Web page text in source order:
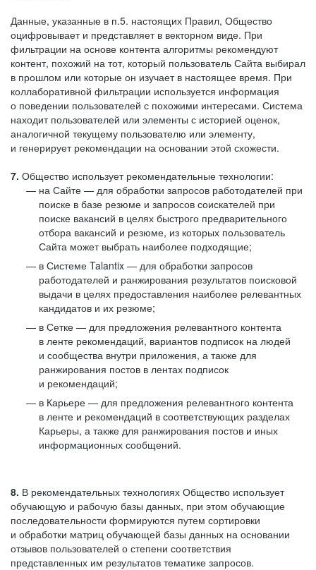
Данные, указанные в п.5. настоящих Правил, Общество
оцифровывает и представляет в векторном виде. При
фильтрации на основе контента алгоритмы рекомендуют
контент, похожий на тот, который пользователь Сайта выбирал
в прошлом или которые он изучает в настоящее время. При
коллаборативной фильтрации используется информация
о поведении пользователей с похожими интересами. Система
находит пользователей или элементы с историей оценок,
аналогичной текущему пользователю или элементу,
и генерирует рекомендации на основании этой схожести.
7. Общество использует рекомендательные технологии:
на Сайте — для обработки запросов работодателей при
поиске в базе резюме и запросов соискателей при
поиске вакансий в целях быстрого предварительного
отбора вакансий и резюме, из которых пользователь
Сайта может выбрать наиболее подходящие;
в Системе Talantix — для обработки запросов
работодателей и ранжирования результатов поисковой
выдачи в целях предоставления наиболее релевантных
кандидатов и их резюме;
в Сетке — для предложения релевантного контента
в ленте рекомендаций, вариантов подписок на людей
и сообщества внутри приложения, а также для
ранжирования постов в лентах подписок
и рекомендаций;
в Карьере — для предложения релевантного контента
в ленте и рекомендаций в соответствующих разделах
Карьеры, а также для ранжирования постов и иных
информационных сообщений.
8. В рекомендательных технологиях Общество использует
обучающую и рабочую базы данных, при этом обучающие
последовательности формируются путем сортировки
и обработки матриц обучающей базы данных на основании
отзывов пользователей о степени соответствия
представленных им результатов тематике запросов.